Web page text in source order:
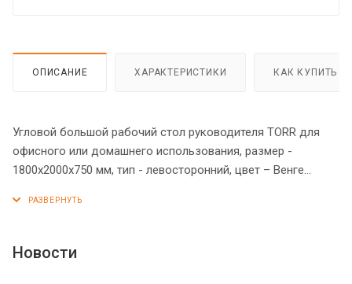
ОПИСАНИЕ ХАРАКТЕРИСТИКИ КАК КУПИТЬ
Угловой большой рабочий стол руководителя TORR для
офисного или домашнего использования, размер -
1800х2000х750 мм, тип - левосторонний, цвет – Венге
увеличенной ширины из ЛДСП 38 мм, которые
опорами установлены специальные проставки, что
Новости